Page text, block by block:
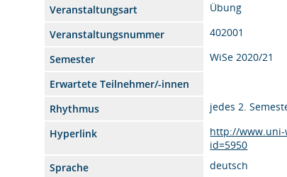
Veranstaltungsart Übung
Veranstaltungsnummer
402001
Semester
WiSe 2020/21
Erwartete Teilnehmer/-innen
Rhythmus
jedes 2.
Hyperlink
http://www.uni-
id=5950
Sprache
deutsch